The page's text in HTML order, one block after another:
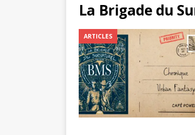
La Brigade du
ARTICLES